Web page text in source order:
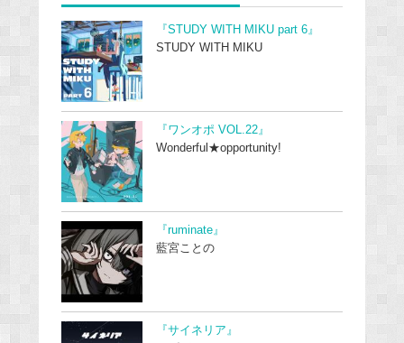
『STUDY WITH MIKU part 6』
STUDY WITH MIKU
『ワンオポ VOL.22』
Wonderful★opportunity!
『ruminate』
藍宮ことの
『サイネリア』